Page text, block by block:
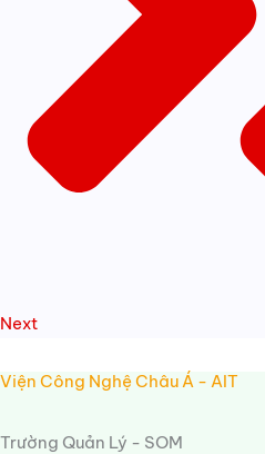
Next
Viện Công Nghệ Châu Á - AIT
Trường Quản Lý - SOM